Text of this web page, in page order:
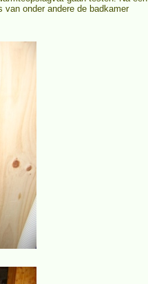
van onder andere de badkamer